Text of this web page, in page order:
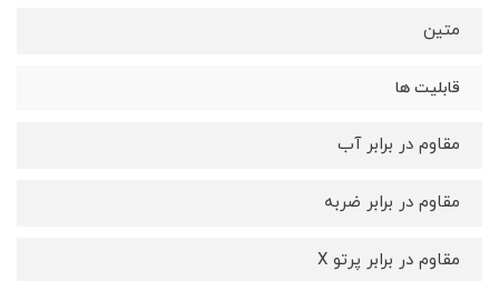
متین
قابلیت ها
مقاوم در برابر آب
مقاوم در برابر ضربه
مقاوم در برابر پرتو X